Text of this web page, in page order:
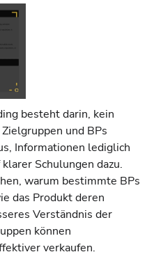
besteht darin, kein
und BPs
Informationen lediglich
Schulungen dazu.
warum bestimmte BPs
das Produkt deren
Verständnis der
können
verkaufen.